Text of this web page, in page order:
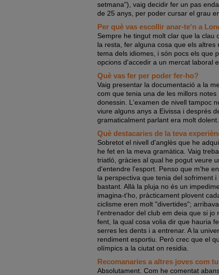
setmana"), vaig decidir fer un pas
de 25 anys, per poder cursar el grau
Per què vas escollir anar-te'n a
Sempre he tingut molt clar que la clau
la resta, fer alguna cosa que els
tema dels idiomes, i són pocs els que
opcions d'accedir a un mercat laboral
Què vas fer per poder fer-ho?
Vaig presentar la documentació a la
com que tenia una de les millors
donessin. L'examen de nivell tampoc
viure alguns anys a Eivissa i després
gramaticalment parlant era molt dolent.
Què destacaries de la teva
Sobretot el nivell d'anglès que he
he fet en la meva gramàtica. Vaig
triatló, gràcies al qual he pogut veure
d'entendre l'esport. Penso que m'he
la perspectiva que tenia del sofriment
bastant. Allà la pluja no és un
imagina-t'ho, pràcticament plovent
ciclisme eren molt "divertides";
l'entrenador del club em deia que si
fent, la qual cosa volia dir que hauria
serres les dents i a entrenar. A la
rendiment esportiu. Però crec que el
olímpics a la ciutat on residia.
Recomanaries a altres joves com
Absolutament. Com he comentat